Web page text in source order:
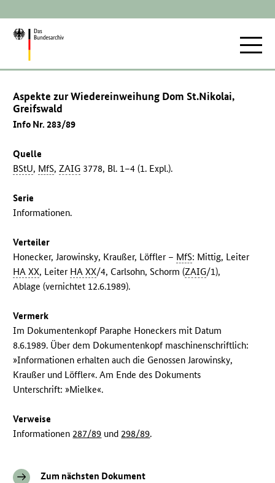
Zur
Aspekte zur Wiedereinweihung Dom St.Nikolai,
Greifswald
Info Nr. 283/89
Quelle
BStU, MfS,ZAIG 3778, Bl. 1–4 (1. Expl.).
Serie
Informationen.
Verteiler
Honecker, Jarowinsky, Kraußer, Löffler – MfS: Mittig, Leiter
HA XX, Leiter HA XX/4, Carlsohn, Schorm (ZAIG/1),
Ablage (vernichtet 12.6.1989).
Vermerk
Im Dokumentenkopf Paraphe Honeckers mit Datum
8.6.1989. Über dem Dokumentenkopf maschinenschriftlich:
»Informationen erhalten auch die Genossen Jarowinsky,
Kraußer und Löffler«. Am Ende des Dokuments
Unterschrift: »Mielke«.
Verweise
Informationen 287/89 und 298/89.
Zum nächsten Dokument